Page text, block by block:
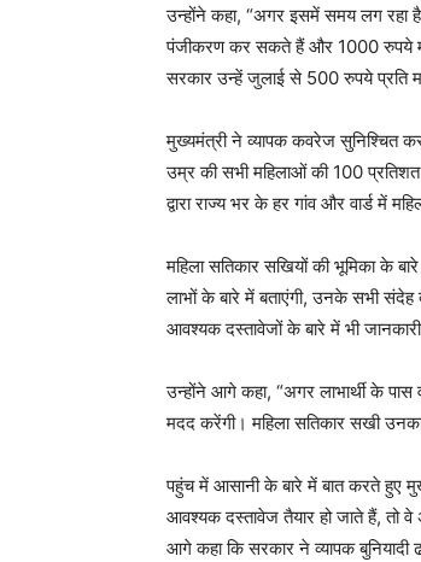
उन्होंने कहा, “अगर इसमें समय लग रहा
पंजीकरण कर सकते हैं और 1000 रुपये
सरकार उन्हें जुलाई से 500 रुपये प्रति
मुख्यमंत्री ने व्यापक कवरेज सुनिश्चित
उम्र की सभी महिलाओं की 100
द्वारा राज्य भर के हर गांव और वार्ड में
महिला सतिकार सखियों की भूमिका के
लाभों के बारे में बताएंगी, उनके सभी संदेह
आवश्यक दस्तावेजों के बारे में भी
उन्होंने आगे कहा, “अगर लाभार्थी के
मदद करेंगी। महिला सतिकार सखी
पहुंच में आसानी के बारे में बात करते हुए
आवश्यक दस्तावेज तैयार हो जाते हैं, तो
आगे कहा कि सरकार ने व्यापक बुनियादी